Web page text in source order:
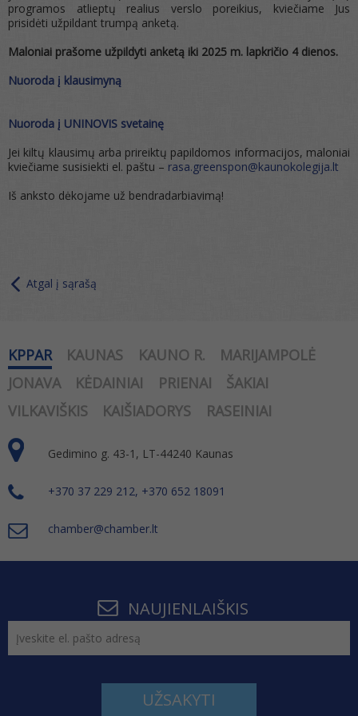
programos atlieptų realius verslo poreikius, kviečiame Jus
prisidėti užpildant trumpą anketą.
Maloniai prašome užpildyti anketą iki 2025 m. lapkričio 4 dienos.
Nuoroda į klausimyną
Nuoroda į UNINOVIS svetainę
Jei kiltų klausimų arba prireiktų papildomos informacijos, maloniai
kviečiame susisiekti el. paštu – rasa.greenspon@kaunokolegija.lt
Iš anksto dėkojame už bendradarbiavimą!
Atgal į sąrašą
KPPAR KAUNAS KAUNO R.
MARIJAMPOLĖ
JONAVA
KĖDAINIAI PRIENAI
ŠAKIAI
VILKAVIŠKIS
KAIŠIADORYS RASEINIAI
Gedimino g. 43-1, LT-44240 Kaunas
+370 37 229 212, +370 652 18091
chamber@chamber.lt
NAUJIENLAIŠKIS
UŽSAKYTI